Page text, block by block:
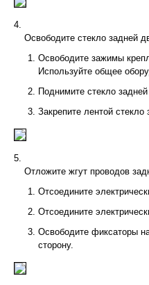
Освободите стекло задней
Освободите зажимы
Используйте общее
Поднимите стекло
Закрепите лентой
Отложите жгут проводов
Отсоедините
Отсоедините
Освободите фиксаторы
сторону.